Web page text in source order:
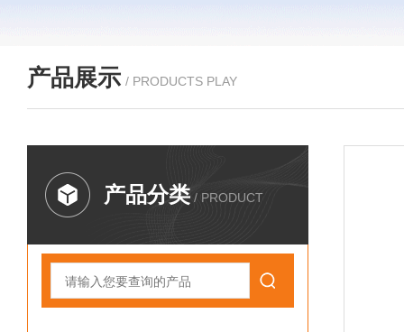
产品展示 / PRODUCTS PLAY
产品分类 / PRODUCT